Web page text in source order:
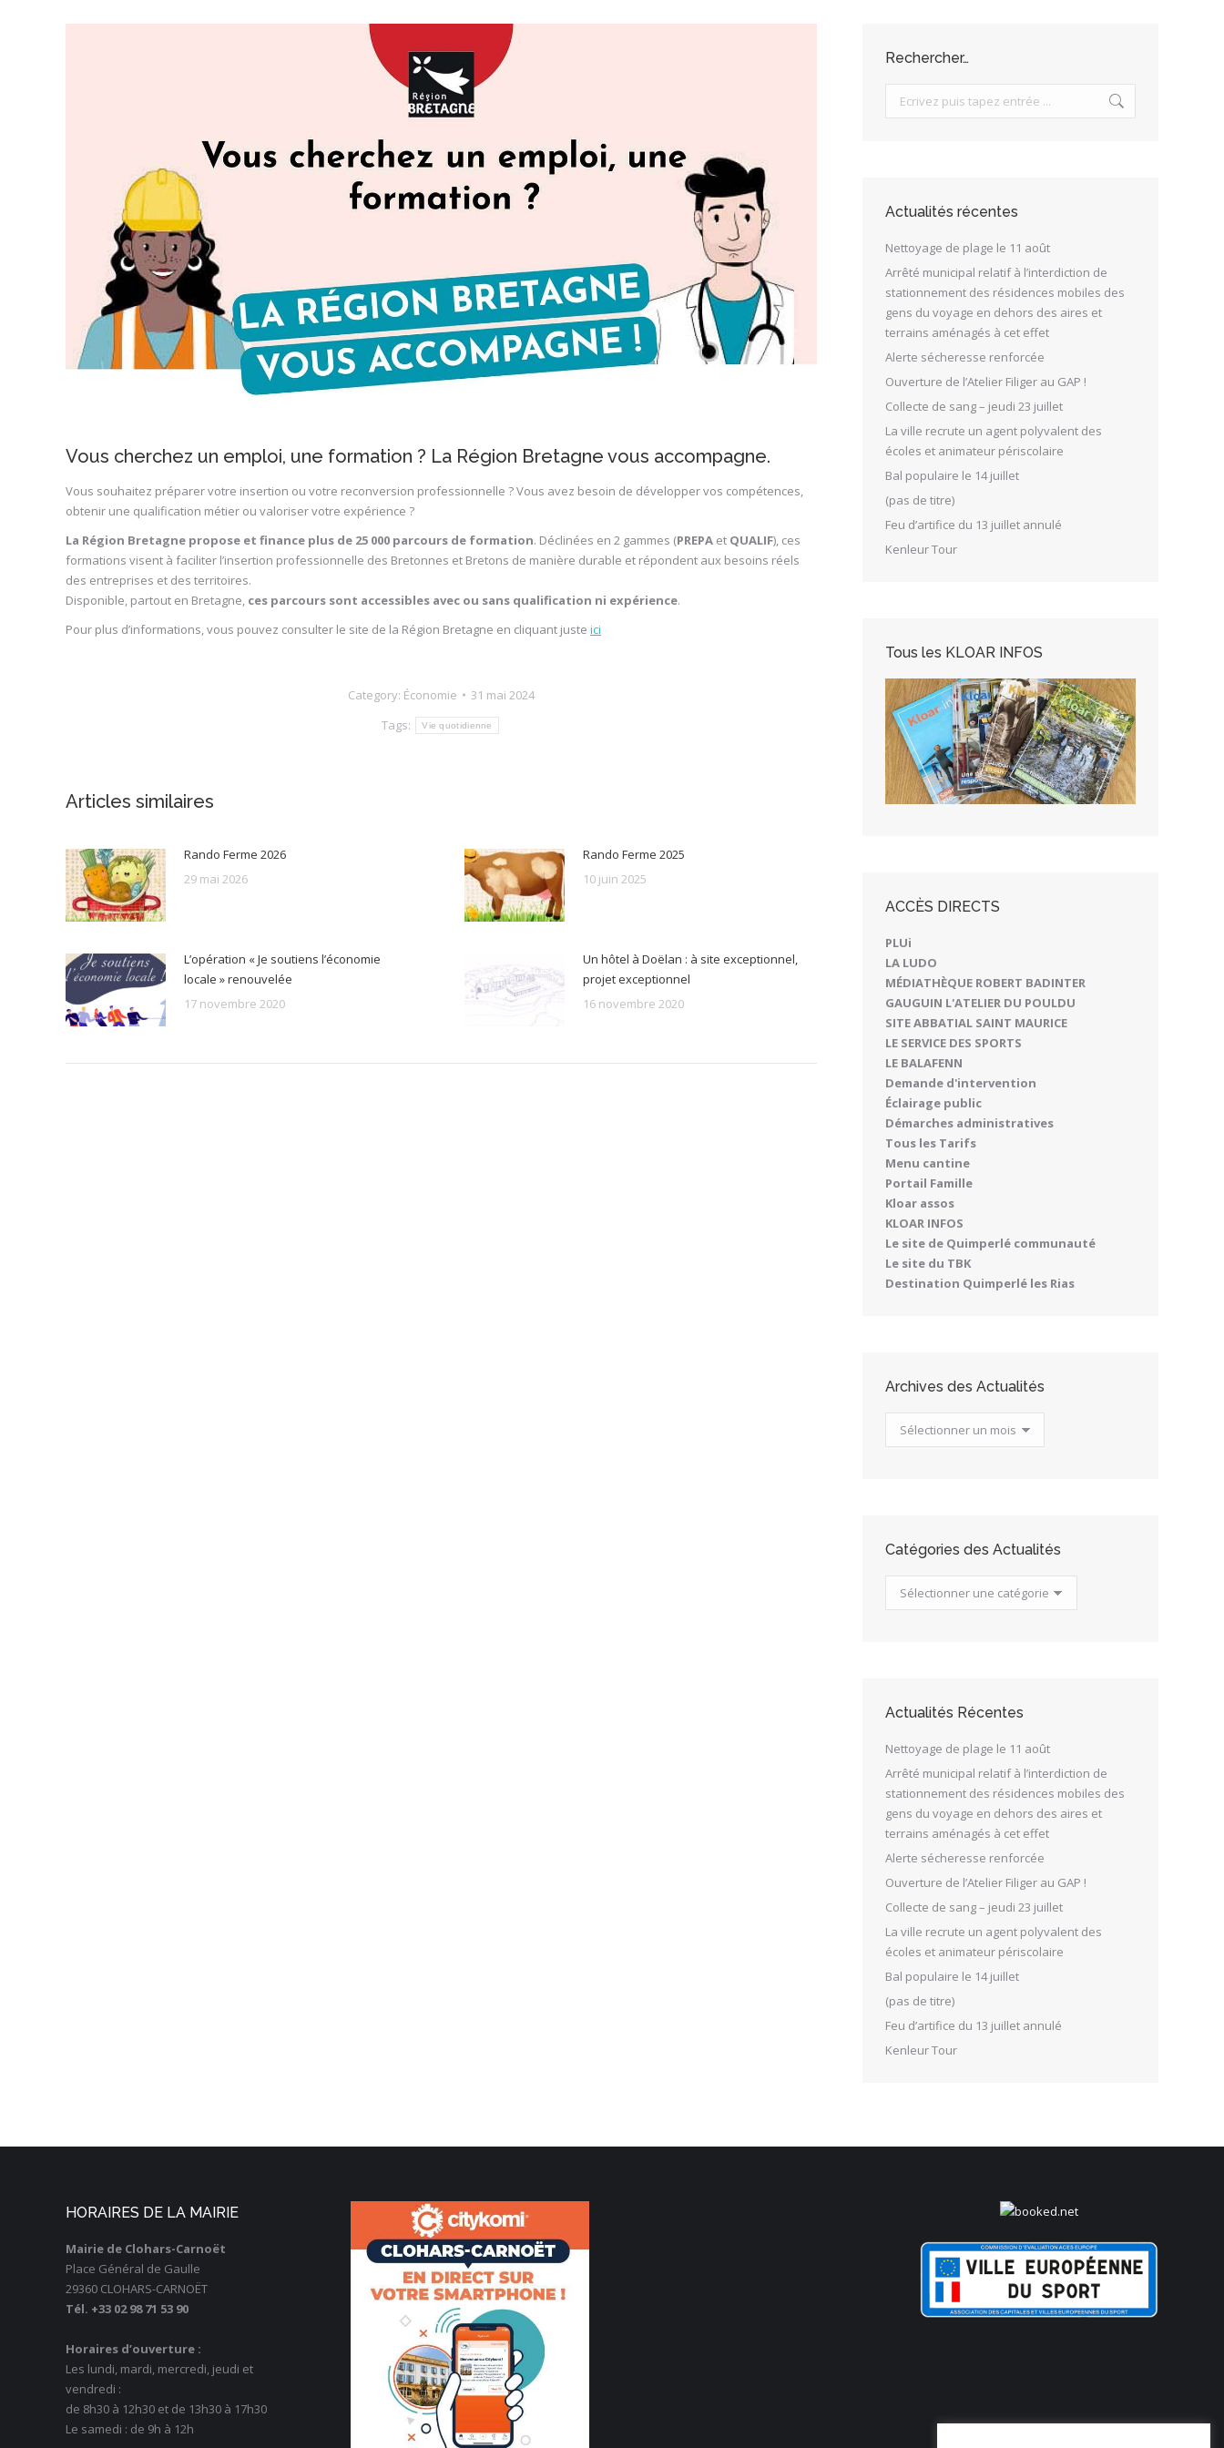
Vous cherchez un emploi, une formation ? La Région Bretagne vous accompagne.
Vous souhaitez préparer votre insertion ou votre reconversion professionnelle ? Vous avez besoin de développer vos compétences,
obtenir une qualification métier ou valoriser votre expérience ?
La Région Bretagne propose et finance plus de 25 000 parcours de formation. Déclinées en 2 gammes (PREPA et QUALIF), ces
formations visent à faciliter l’insertion professionnelle des Bretonnes et Bretons de manière durable et répondent aux besoins réels
des entreprises et des territoires.
Disponible, partout en Bretagne, ces parcours sont accessibles avec ou sans qualification ni expérience.
Pour plus d’informations, vous pouvez consulter le site de la Région Bretagne en cliquant juste ici
Category: Économie
31 mai 2024
Tags:
Vie quotidienne
Articles similaires
Rando Ferme 2026
29 mai 2026
Rando Ferme 2025
10 juin 2025
L’opération « Je soutiens l’économie
locale » renouvelée
17 novembre 2020
Un hôtel à Doëlan : à site exceptionnel,
projet exceptionnel
16 novembre 2020
Rechercher…
Search:
Actualités récentes
Nettoyage de plage le 11 août
Arrêté municipal relatif à l’interdiction de
stationnement des résidences mobiles des
gens du voyage en dehors des aires et
terrains aménagés à cet effet
Alerte sécheresse renforcée
Ouverture de l’Atelier Filiger au GAP !
Collecte de sang – jeudi 23 juillet
La ville recrute un agent polyvalent des
écoles et animateur périscolaire
Bal populaire le 14 juillet
(pas de titre)
Feu d’artifice du 13 juillet annulé
Kenleur Tour
Tous les KLOAR INFOS
ACCÈS DIRECTS
PLUi
LA LUDO
MÉDIATHÈQUE ROBERT BADINTER
GAUGUIN L'ATELIER DU POULDU
SITE ABBATIAL SAINT MAURICE
LE SERVICE DES SPORTS
LE BALAFENN
Demande d'intervention
Éclairage public
Démarches administratives
Tous les Tarifs
Menu cantine
Portail Famille
Kloar assos
KLOAR INFOS
Le site de Quimperlé communauté
Le site du TBK
Destination Quimperlé les Rias
Archives des Actualités
Archives
des
Catégories des Actualités
Catégories
des
Actualités Récentes
Nettoyage de plage le 11 août
Arrêté municipal relatif à l’interdiction de
stationnement des résidences mobiles des
gens du voyage en dehors des aires et
terrains aménagés à cet effet
Alerte sécheresse renforcée
Ouverture de l’Atelier Filiger au GAP !
Collecte de sang – jeudi 23 juillet
La ville recrute un agent polyvalent des
écoles et animateur périscolaire
Bal populaire le 14 juillet
(pas de titre)
Feu d’artifice du 13 juillet annulé
Kenleur Tour
HORAIRES DE LA MAIRIE
Mairie de Clohars-Carnoët
Place Général de Gaulle
29360 CLOHARS-CARNOËT
Tél. +33 02 98 71 53 90
Horaires d’ouverture :
Les lundi, mardi, mercredi, jeudi et
vendredi :
de 8h30 à 12h30 et de 13h30 à 17h30
Le samedi : de 9h à 12h